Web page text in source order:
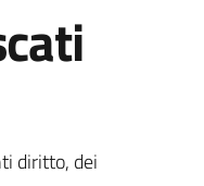
diritto, dei